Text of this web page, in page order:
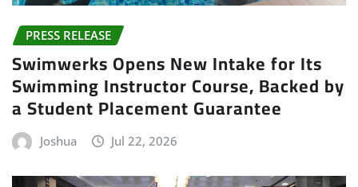
PRESS RELEASE
Swimwerks Opens New Intake for Its
Swimming Instructor Course, Backed by
a Student Placement Guarantee
Joshua Jul 22, 2026